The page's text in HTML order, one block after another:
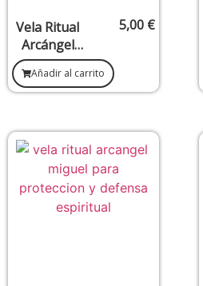
Vela Ritual
Arcángel
Chamuel –
Amor,
Armonía y
ón
5,00 €
Añadir al carrito